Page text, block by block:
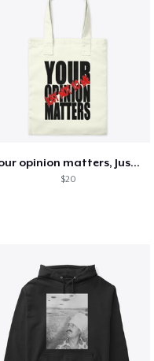
Your opinion matters, Just not to me!
$20